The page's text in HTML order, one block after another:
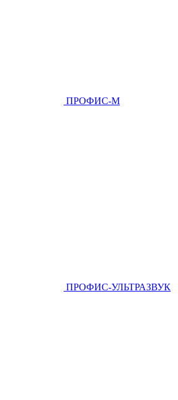
ПРОФИС-М
ПРОФИС-УЛЬТРАЗВУК